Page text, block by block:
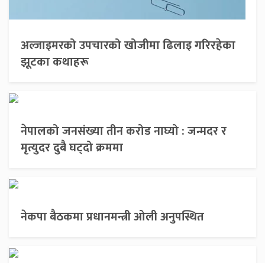
अल्जाइमरको उपचारको खोजीमा ढिलाइ गरिरहेका
झूटका कथाहरू
नेपालको जनसंख्या तीन करोड नाघ्यो : जन्मदर र
मृत्युदर दुबै घट्दो क्रममा
नेकपा बैठकमा प्रधानमन्त्री ओली अनुपस्थित